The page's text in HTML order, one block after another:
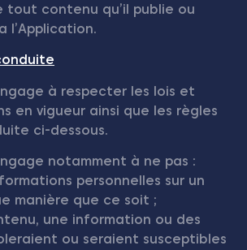
tout contenu qu’il publie ou
l’Application.
à respecter les lois et
en vigueur ainsi que les règles
ci-dessous.
notamment à ne pas :
personnelles sur un
manière que ce soit ;
une information ou des
ou seraient susceptibles